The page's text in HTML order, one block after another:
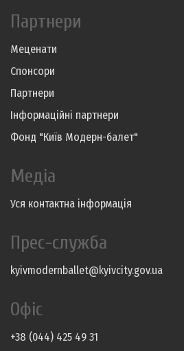
Партнери
Меценати
Спонсори
Партнери
Інформаційні партнери
Фонд "Київ Модерн-балет"
Медіа
Уся контактна інформація
Прес-служба
kyivmodernballet@kyivcity.gov.ua
Офіс
+38 (044) 425 49 31